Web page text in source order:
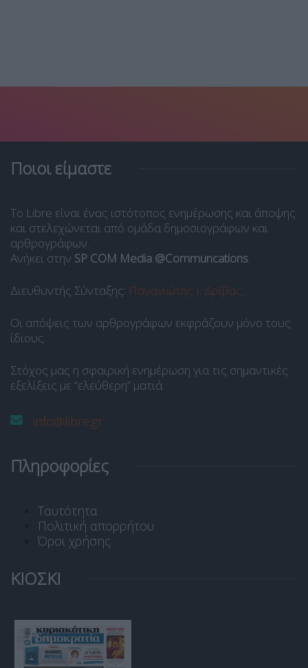
Ποιοι είμαστε
Το Libre είναι ένας ιστότοπος ενημέρωσης και άποψης
και στελεχώνεται από ομάδα δημοσιογράφων και
αρθρογράφων.
Ανήκει στην SP COM Media @Communcations.
Διευθυντής Σύνταξης: Παναγιώτης Ι. Δρίβας.
Οι απόψεις των αρθρογράφων εκφράζουν μόνο τους
ίδιους.
Στόχος μας η σφαιρική ενημέρωση για τις σημαντικές
εξελίξεις με “ελεύθερη” ματιά.
info@libre.gr
Πληροφορίες
Ταυτότητα
Πολιτική απορρήτου
Όροι χρήσης
ΚΙΟΣΚΙ